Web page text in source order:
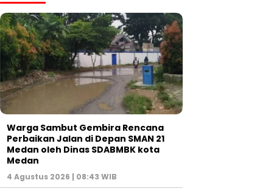
Warga Sambut Gembira Rencana
Perbaikan Jalan di Depan SMAN 21
Medan oleh Dinas SDABMBK kota
Medan
4 Agustus 2026 | 08:43 WIB